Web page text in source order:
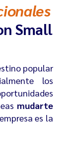
Small
popular
los
mudarte
es la